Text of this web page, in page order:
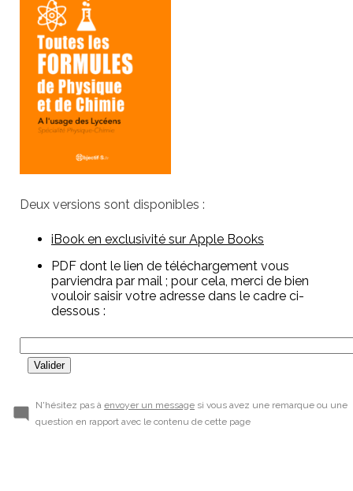
Deux versions sont disponibles :
iBook en exclusivité sur Apple Books
PDF dont le lien de téléchargement vous
parviendra par mail ; pour cela, merci de bien
vouloir saisir votre adresse dans le cadre ci-
dessous :
N'hésitez pas à envoyer un message si vous avez une remarque ou une
question en rapport avec le contenu de cette page